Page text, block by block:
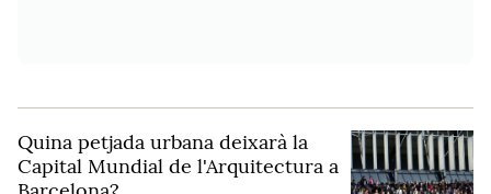
Quina petjada urbana deixarà la
Capital Mundial de l'Arquitectura a